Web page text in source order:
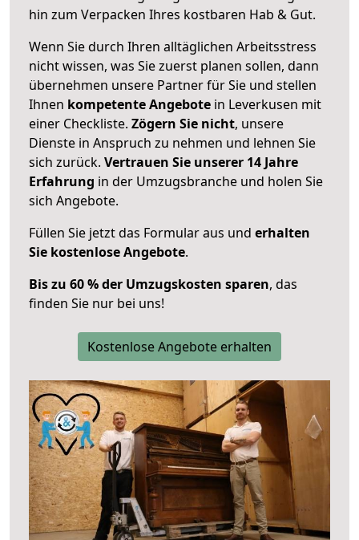
hin zum Verpacken Ihres kostbaren Hab & Gut.
Wenn Sie durch Ihren alltäglichen Arbeitsstress
nicht wissen, was Sie zuerst planen sollen, dann
übernehmen unsere Partner für Sie und stellen
Ihnen kompetente Angebote in Leverkusen mit
einer Checkliste. Zögern Sie nicht, unsere
Dienste in Anspruch zu nehmen und lehnen Sie
sich zurück. Vertrauen Sie unserer 14 Jahre
Erfahrung in der Umzugsbranche und holen Sie
sich Angebote.
Füllen Sie jetzt das Formular aus und erhalten
Sie kostenlose Angebote.
Bis zu 60 % der Umzugskosten sparen, das
finden Sie nur bei uns!
Kostenlose Angebote erhalten